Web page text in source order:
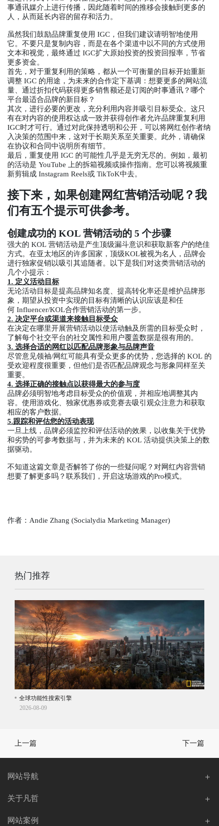
事通讯媒介上进行传播，因此随着时间的推移会接触到更多的
人，从而延长内容的留存和活力。
虽然我们鼓励品牌重复使用 IGC，但我们建议请明智地使用
它。不要只是复制内容，而是在各个渠道中以不同的方式使用
文本和视觉，最终通过 IGC扩大原始投资的投资回报率，节省
更多资金。
首先，对于重复利用的策略，都从一个可衡量的目标开始重新
调整 IGC 的用途，为未来的合作定下基调：想要更多的网站流
量、通过折扣代码获得更多销售额还是订阅的时事通讯？哪个
平台最适合品牌的新目标？
其次，进行必要的更改，充分利用内容并吸引目标受众。这只
有在对内容的使用权达成一致并获得创作者允许品牌重复利用
IGC时才可行。通过对此保持透明和公开，可以将网红创作者纳
入决策的范围中来，这对于长期关系至关重要。此外，请确保
在协议和合同中说明所有细节。
最后，重复使用 IGC 的可能性几乎是无穷无尽的。例如，最初
的活动是 YouTube 上的拆箱视频或操作指南。您可以将视频重
新剪辑成 Instagram Reels或 TikToK中去。
接下来，如果创建网红营销活动呢？我
们有五个提示可供参考。
创建成功的 KOL 营销活动的 5 个步骤
强大的 KOL 营销活动是产生顶级漏斗意识和获取新客户的绝佳
方式。在亚太地区的许多国家，顶级KOL被视为名人，品牌会
进行独家促销以吸引其追随者。以下是我们对这类营销活动的
几个小提示：
1. 定义活动目标
无论活动目标是提高品牌知名度、提高转化率还是维护品牌形
象，期望从投资中实现的目标有清晰的认识应该是和任
何 Influencer/KOL合作营销活动的第一步。
2. 决定平台或渠道来接触目标受众
在决定在哪里开展营销活动以使活动触及所需的目标受众时，
了解每个社交平台的社交属性和用户覆盖数据是很有用的。
3. 选择合适的网红以匹配品牌形象与品牌声音
尽管意见领袖/网红可能具有受众更多的优势，您选择的 KOL 的
受欢迎程度很重要，但他们是否匹配品牌观念与形象同样至关
重要。
4. 选择正确的接触点以获得最大的参与度
品牌必须明智地考虑目标受众的价值观，并相应地调整其内
容。使用游戏化、独家优惠券或竞赛去吸引观众注意力和获取
相应的客户数据。
5.跟踪和评估您的活动表现
一旦上线，品牌必须监控和评估活动的效果，以收集关于优势
和劣势的可参考数据与，并为未来的 KOL 活动提供决策上的数
据驱动。
不知道这篇文章是否解答了你的一些疑问呢？对网红内容营销
想要了解更多吗？联系我们，开启这场游戏的Pro模式。
作者：Andie Zhang (Socialydia Marketing Manager)
热门推荐
全球功能性搜索引擎
2026-08-09
上一篇 下一篇
网站导航
关于凡哲
网站案例